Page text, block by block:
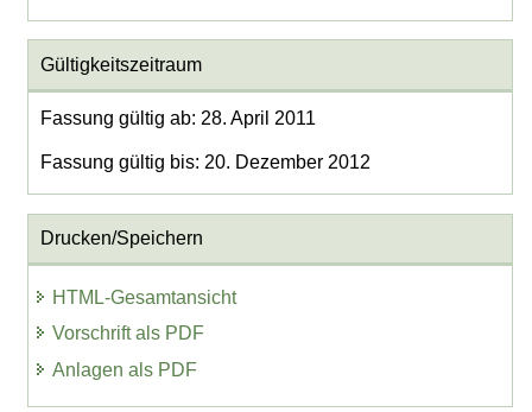
Gültigkeitszeitraum
Fassung gültig ab: 28. April 2011
Fassung gültig bis: 20. Dezember 2012
Drucken/Speichern
HTML-Gesamtansicht
Vorschrift als PDF
Anlagen als PDF